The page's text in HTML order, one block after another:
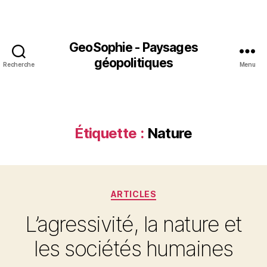
Recherche
GeoSophie - Paysages
géopolitiques
Menu
Étiquette : Nature
Catégories
ARTICLES
L’agressivité, la nature et
les sociétés humaines